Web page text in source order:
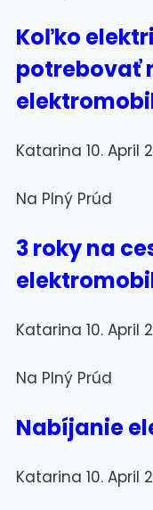
Koľko
potrebovať
Katarina 10. April
Na Plný Prúd
3 roky na
Katarina 10. April
Na Plný Prúd
Nabíjanie
Katarina 10. April